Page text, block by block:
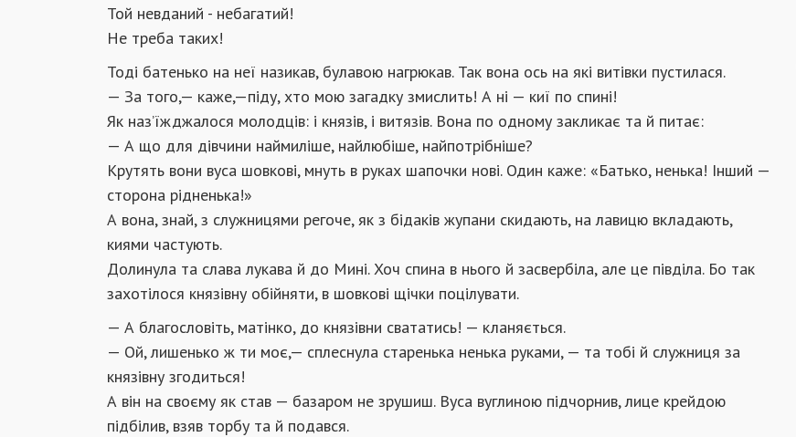
Той невданий - небагатий!
Не треба таких!
Тоді батенько на неї назикав, булавою нагрюкав. Так вона ось на які витівки пустилася.
— За того,— каже,—піду, хто мою загадку змислить! А ні — киї по спині!
Як наз’їжджалося молодців: і князів, і витязів. Вона по одному закликає та й питає:
— А що для дівчини наймиліше, найлюбіше, найпотрібніше?
Крутять вони вуса шовкові, мнуть в руках шапочки нові. Один каже: «Батько, ненька! Інший —
сторона рідненька!»
А вона, знай, з служницями регоче, як з бідаків жупани скидають, на лавицю вкладають,
киями частують.
Долинула та слава лукава й до Мині. Хоч спина в нього й засвербіла, але це півділа. Бо так
захотілося князівну обійняти, в шовкові щічки поцілувати.
— А благословіть, матінко, до князівни свататись! — кланяється.
— Ой, лишенько ж ти моє,— сплеснула старенька ненька руками, — та тобі й служниця за
князівну згодиться!
А він на своєму як став — базаром не зрушиш. Вуса вуглиною підчорнив, лице крейдою
підбілив, взяв торбу та й подався.